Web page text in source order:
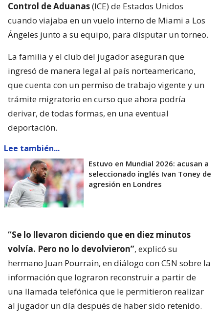
Control de Aduanas(ICE) de Estados Unidos
cuando viajaba en un vuelo interno de Miami a Los
Ángeles junto a su equipo, para disputar un torneo.
La familia y el club del jugador aseguran que
ingresó de manera legal al país norteamericano,
que cuenta con un permiso de trabajo vigente y un
trámite migratorio en curso que ahora podría
derivar, de todas formas, en una eventual
deportación.
Lee también...
Estuvo en Mundial 2026: acusan a
seleccionado inglés Ivan Toney de
agresión en Londres
“Se lo llevaron diciendo que en diez minutos
volvía. Pero no lo devolvieron”, explicó su
hermano Juan Pourrain, en diálogo con C5N sobre la
información que lograron reconstruir a partir de
una llamada telefónica que le permitieron realizar
al jugador un día después de haber sido retenido.